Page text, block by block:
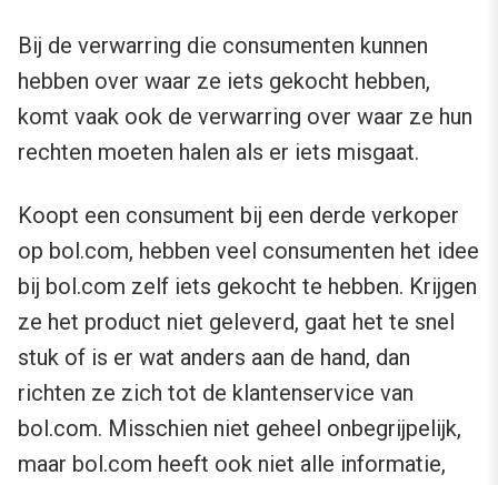
Bij de verwarring die consumenten kunnen
hebben over waar ze iets gekocht hebben,
komt vaak ook de verwarring over waar ze hun
rechten moeten halen als er iets misgaat.
Koopt een consument bij een derde verkoper
op bol.com, hebben veel consumenten het idee
bij bol.com zelf iets gekocht te hebben. Krijgen
ze het product niet geleverd, gaat het te snel
stuk of is er wat anders aan de hand, dan
richten ze zich tot de klantenservice van
bol.com. Misschien niet geheel onbegrijpelijk,
maar bol.com heeft ook niet alle informatie,